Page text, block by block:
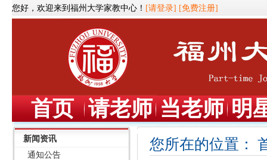
您好，欢迎来到福州大学家教中心！ [请登录] [免费注册]
首页 请老师 当老师 明
新闻资讯
通知公告
您所在的位置：